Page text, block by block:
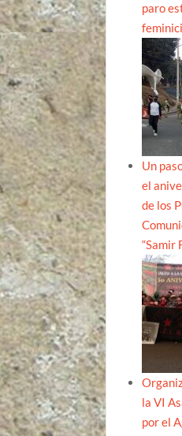
paro
Un
el
de los
“Samir
la VI
por el